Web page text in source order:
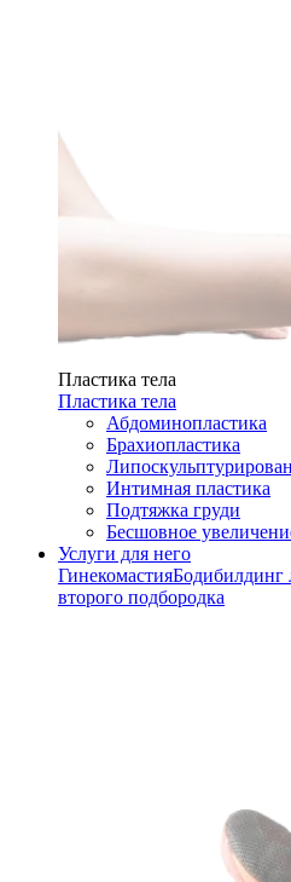
Пластика тела
Пластика тела
Абдоминопластика
Брахиопластика
Интимная пластика
Подтяжка груди
Бесшовное
Услуги для него
ГинекомастияБодибилдинг
второго подбородка